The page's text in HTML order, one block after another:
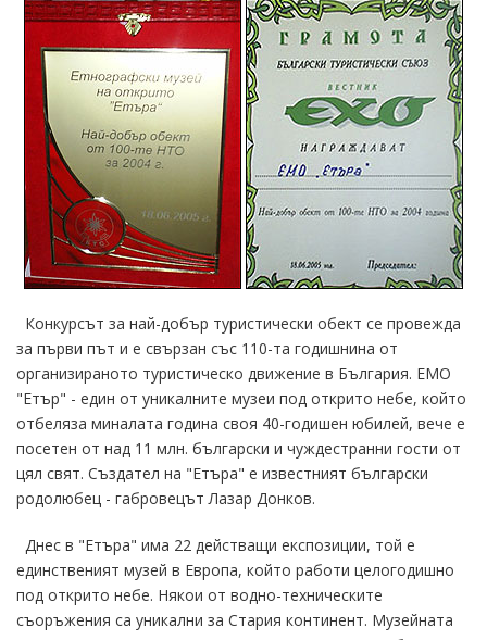
Конкурсът за най-добър туристически обект се провежда
за първи път и е свързан със 110-та годишнина от
организираното туристическо движение в България. ЕМО
"Етър" - един от уникалните музеи под открито небе, който
отбеляза миналата година своя 40-годишен юбилей, вече е
посетен от над 11 млн. български и чуждестранни гости от
цял свят. Създател на "Етъра" е известният български
родолюбец - габровецът Лазар Донков.
Днес в "Етъра" има 22 действащи експозиции, той е
единственият музей в Европа, който работи целогодишно
под открито небе. Някои от водно-техническите
съоръжения са уникални за Стария континент. Музейната